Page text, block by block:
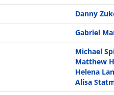
Danny
Gabriel
Michael
Matthew
Helena
Alisa